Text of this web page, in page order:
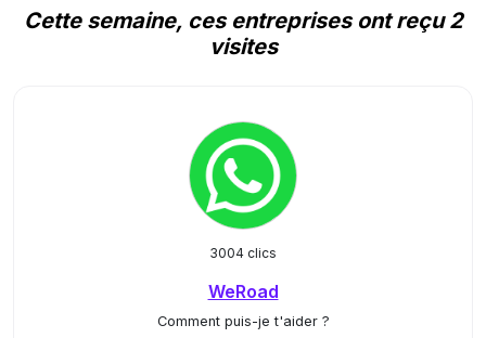
Cette semaine, ces entreprises ont reçu 2
visites
3004 clics
WeRoad
Comment puis-je t'aider ?